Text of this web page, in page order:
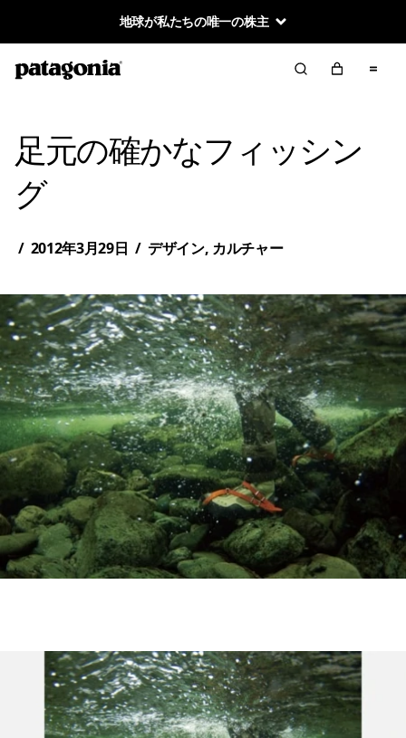
地球が私たちの唯一の株主
足元の確かなフィッシン
グ
/ 2012年3月29日 / デザイン, カルチャー